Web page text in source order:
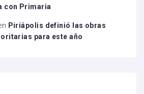
con Primaria
Piriápolis definió las obras
para este año